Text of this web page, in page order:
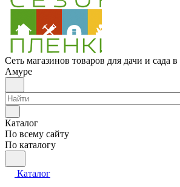
Сеть магазинов товаров для дачи и сада
Амуре
Каталог
По всему сайту
По каталогу
Каталог